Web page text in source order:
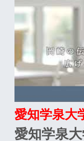
愛知学泉大
愛知学泉